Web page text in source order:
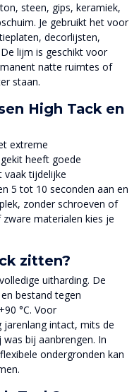
steen, gips, keramiek,
Je gebruikt het voor
decorlijsten,
lijm is geschikt voor
natte ruimtes of
staan.
High Tack en
extreme
heeft goede
vaak tijdelijke
5 tot 10 seconden aan en
zonder schroeven of
materialen kies je
zitten?
uitharding. De
bestand tegen
°C. Voor
intact, mits de
bij aanbrengen. In
ondergronden kan